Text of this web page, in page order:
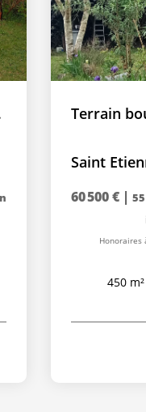
m2
Saint
60 500 € |
Honoraires
450 m²